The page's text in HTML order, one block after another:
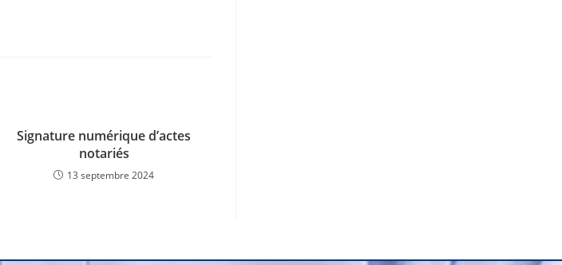
Signature numérique d’actes
notariés
13 septembre 2024